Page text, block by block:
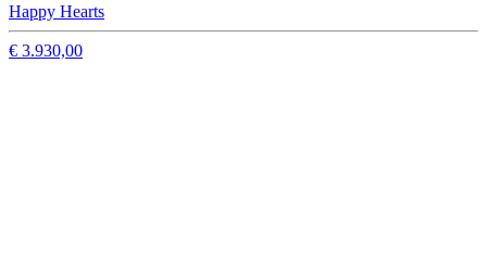
Happy Hearts
€ 3.930,00